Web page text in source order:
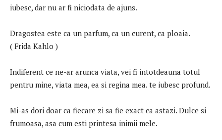
iubesc, dar nu ar fi niciodata de ajuns.
Dragostea este ca un parfum, ca un curent, ca ploaia.
( Frida Kahlo )
Indiferent ce ne-ar arunca viata, vei fi intotdeauna totul
pentru mine, viata mea, ea si regina mea. te iubesc profund.
Mi-as dori doar ca fiecare zi sa fie exact ca astazi. Dulce si
frumoasa, asa cum esti printesa inimii mele.